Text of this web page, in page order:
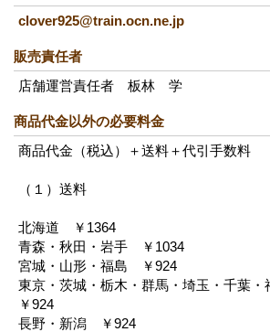
clover925@train.ocn.ne.jp
販売責任者
店舗運営責任者 板林 学
商品代金以外の必要料金
商品代金（税込）＋送料＋代引手数料
（１）送料
北海道 ￥1364
青森・秋田・岩手 ￥1034
宮城・山形・福島 ￥924
東京・茨城・栃木・群馬・埼玉・千葉
￥924
長野・新潟 ￥924